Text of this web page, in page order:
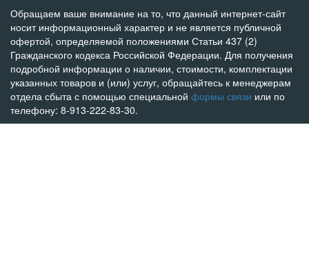
Обращаем ваше внимание на то, что данный интернет-сайт
носит информационный характер и не является публичной
офертой, определяемой положениями Статьи 437 (2)
Гражданского кодекса Российской Федерации. Для получения
подробной информации о наличии, стоимости, комплектации
указанных товаров и (или) услуг, обращайтесь к менеджерам
отдела сбыта с помощью специальной формы связи или по
телефону: 8-913-222-83-30.